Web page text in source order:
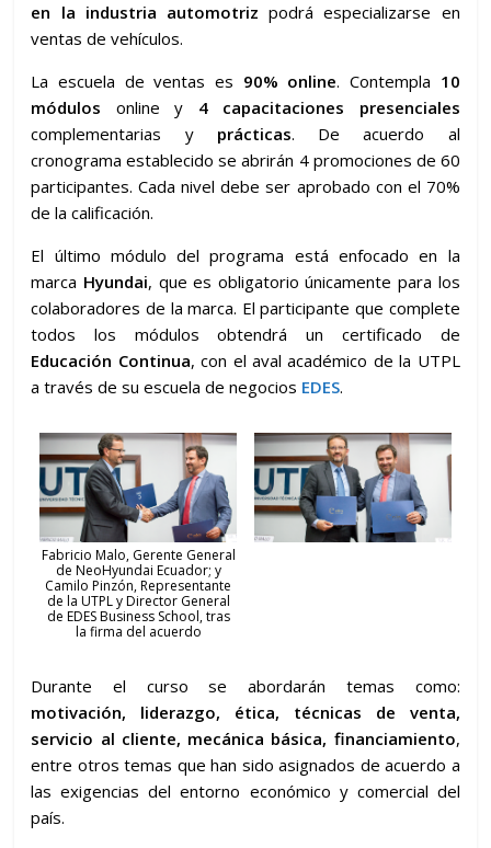
en la industria automotriz podrá especializarse en
ventas de vehículos.
La escuela de ventas es 90% online. Contempla 10
módulos online y 4 capacitaciones presenciales
complementarias y prácticas. De acuerdo al
cronograma establecido se abrirán 4 promociones de 60
participantes. Cada nivel debe ser aprobado con el 70%
de la calificación.
El último módulo del programa está enfocado en la
marca Hyundai, que es obligatorio únicamente para los
colaboradores de la marca. El participante que complete
todos los módulos obtendrá un certificado de
Educación Continua, con el aval académico de la UTPL
a través de su escuela de negocios EDES.
Fabricio Malo, Gerente General
de NeoHyundai Ecuador; y
Camilo Pinzón, Representante
de la UTPL y Director General
de EDES Business School, tras
la firma del acuerdo
Durante el curso se abordarán temas como:
motivación, liderazgo, ética, técnicas de venta,
servicio al cliente, mecánica básica, financiamiento,
entre otros temas que han sido asignados de acuerdo a
las exigencias del entorno económico y comercial del
país.